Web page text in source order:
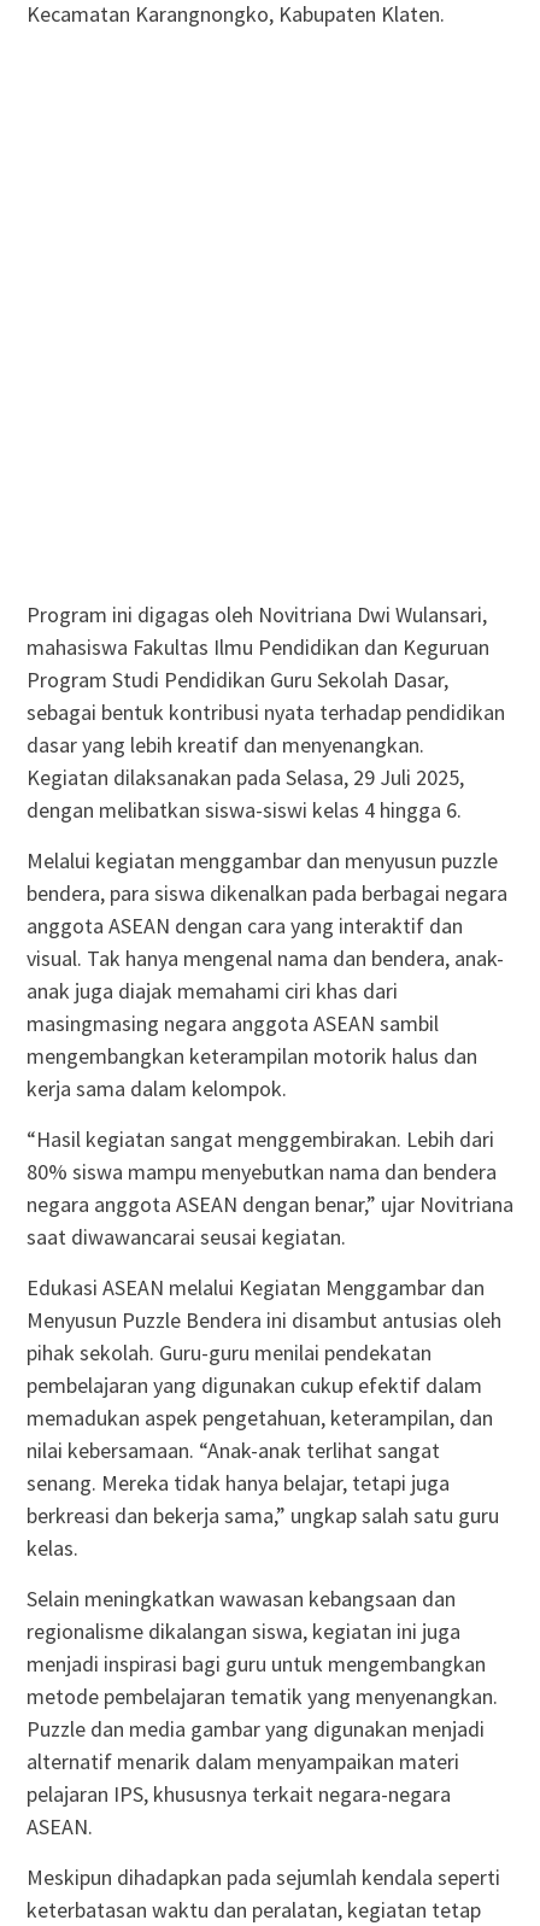
Kecamatan Karangnongko, Kabupaten Klaten.
Program ini digagas oleh Novitriana Dwi Wulansari,
mahasiswa Fakultas Ilmu Pendidikan dan Keguruan
Program Studi Pendidikan Guru Sekolah Dasar,
sebagai bentuk kontribusi nyata terhadap pendidikan
dasar yang lebih kreatif dan menyenangkan.
Kegiatan dilaksanakan pada Selasa, 29 Juli 2025,
dengan melibatkan siswa-siswi kelas 4 hingga 6.
Melalui kegiatan menggambar dan menyusun puzzle
bendera, para siswa dikenalkan pada berbagai negara
anggota ASEAN dengan cara yang interaktif dan
visual. Tak hanya mengenal nama dan bendera, anak-
anak juga diajak memahami ciri khas dari
masingmasing negara anggota ASEAN sambil
mengembangkan keterampilan motorik halus dan
kerja sama dalam kelompok.
“Hasil kegiatan sangat menggembirakan. Lebih dari
80% siswa mampu menyebutkan nama dan bendera
negara anggota ASEAN dengan benar,” ujar Novitriana
saat diwawancarai seusai kegiatan.
Edukasi ASEAN melalui Kegiatan Menggambar dan
Menyusun Puzzle Bendera ini disambut antusias oleh
pihak sekolah. Guru-guru menilai pendekatan
pembelajaran yang digunakan cukup efektif dalam
memadukan aspek pengetahuan, keterampilan, dan
nilai kebersamaan. “Anak-anak terlihat sangat
senang. Mereka tidak hanya belajar, tetapi juga
berkreasi dan bekerja sama,” ungkap salah satu guru
kelas.
Selain meningkatkan wawasan kebangsaan dan
regionalisme dikalangan siswa, kegiatan ini juga
menjadi inspirasi bagi guru untuk mengembangkan
metode pembelajaran tematik yang menyenangkan.
Puzzle dan media gambar yang digunakan menjadi
alternatif menarik dalam menyampaikan materi
pelajaran IPS, khususnya terkait negara-negara
ASEAN.
Meskipun dihadapkan pada sejumlah kendala seperti
keterbatasan waktu dan peralatan, kegiatan tetap